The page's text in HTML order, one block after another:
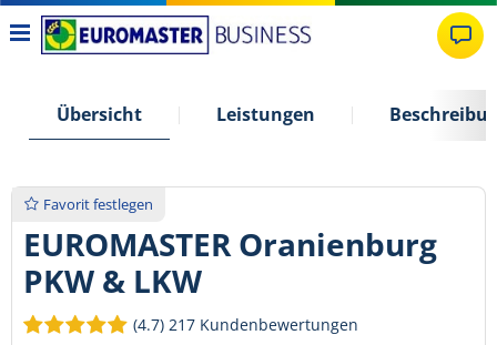
Übersicht Leistungen
Favorit festlegen
EUROMASTER Oranienburg
PKW & LKW
(4.7) 217 Kundenbewertungen